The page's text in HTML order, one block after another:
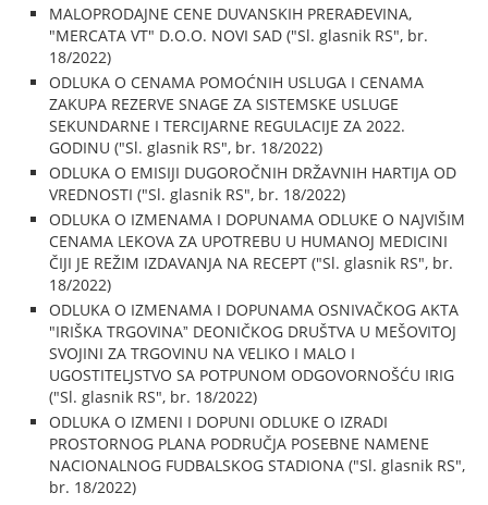
MALOPRODAJNE CENE DUVANSKIH PRERAĐEVINA,
"MERCATA VT" D.O.O. NOVI SAD ("Sl. glasnik RS", br.
18/2022)
ODLUKA O CENAMA POMOĆNIH USLUGA I CENAMA
ZAKUPA REZERVE SNAGE ZA SISTEMSKE USLUGE
SEKUNDARNE I TERCIJARNE REGULACIJE ZA 2022.
GODINU ("Sl. glasnik RS", br. 18/2022)
ODLUKA O EMISIJI DUGOROČNIH DRŽAVNIH HARTIJA OD
VREDNOSTI ("Sl. glasnik RS", br. 18/2022)
ODLUKA O IZMENAMA I DOPUNAMA ODLUKE O NAJVIŠIM
CENAMA LEKOVA ZA UPOTREBU U HUMANOJ MEDICINI
ČIJI JE REŽIM IZDAVANJA NA RECEPT ("Sl. glasnik RS", br.
18/2022)
ODLUKA O IZMENAMA I DOPUNAMA OSNIVAČKOG AKTA
"IRIŠKA TRGOVINAˮ DEONIČKOG DRUŠTVA U MEŠOVITOJ
SVOJINI ZA TRGOVINU NA VELIKO I MALO I
UGOSTITELJSTVO SA POTPUNOM ODGOVORNOŠĆU IRIG
("Sl. glasnik RS", br. 18/2022)
ODLUKA O IZMENI I DOPUNI ODLUKE O IZRADI
PROSTORNOG PLANA PODRUČJA POSEBNE NAMENE
NACIONALNOG FUDBALSKOG STADIONA ("Sl. glasnik RS",
br. 18/2022)